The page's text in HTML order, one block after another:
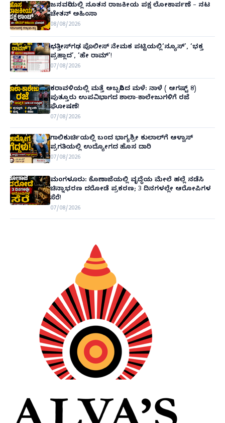
ಜನವರಿಯಲ್ಲಿ ನೂತನ ರಾಜಕೀಯ ಪಕ್ಷ ಲೋಕಾರ್ಪಣೆ – ನಟ
ಚೇತನ್ ಅಹಿಂಸಾ
08/08/2026
ಛತ್ತೀಸ್‌ಗಢ ಪೊಲೀಸ್ ನೇಮಕ ಪಟ್ಟಿಯಲ್ಲಿ‘ನ್ಯೂಸ್’, ‘ಭಕ್ತ
ಪ್ರಹ್ಲಾದ’, ‘ಹೇ ರಾಮ್’!
07/08/2026
ಕರಾವಳಿಯಲ್ಲಿ ಮತ್ತೆ ಅಬ್ಬರಿಸಿದ ಮಳೆ: ನಾಳೆ ( ಆಗಷ್ಟ್ 8)
ಪುತ್ತೂರು ಉಪವಿಭಾಗದ ಶಾಲಾ-ಕಾಲೇಜುಗಳಿಗೆ ರಜೆ
ಘೋಷಣೆ!
07/08/2026
ಗಾಲಿಕುರ್ಚಿಯಲ್ಲಿ ಬಂದ ಭಾಗ್ಯಶ್ರೀ ಕುಲಾಲ್‌ಗೆ ಆಳ್ವಾಸ್
ಪ್ರಗತಿಯಲ್ಲಿ ಉದ್ಯೋಗದ ಹೊಸ ದಾರಿ
07/08/2026
ಮಂಗಳೂರು: ಕೊಣಾಜೆಯಲ್ಲಿ ವೃದ್ಧೆಯ ಮೇಲೆ ಹಲ್ಲೆ ನಡೆಸಿ
ಚಿನ್ನಾಭರಣ ದರೋಡೆ ಪ್ರಕರಣ; 3 ದಿನಗಳಲ್ಲೇ ಆರೋಪಿಗಳ
ಸೆರೆ!
07/08/2026